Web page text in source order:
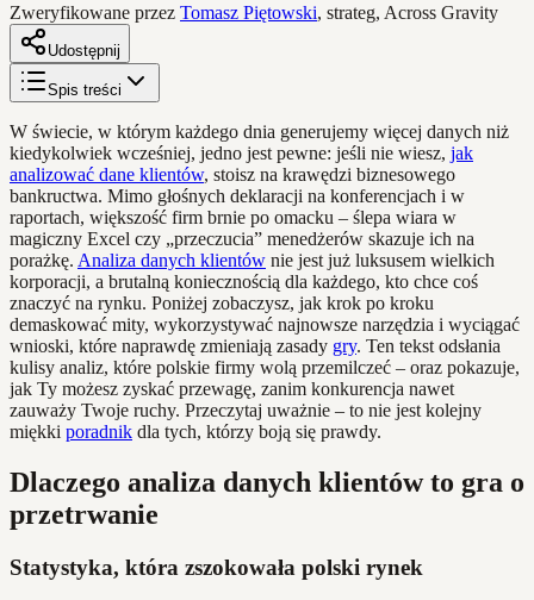
Zweryfikowane przez Tomasz Piętowski, strateg, Across Gravity
Udostępnij
Spis treści
W świecie, w którym każdego dnia generujemy więcej danych niż
kiedykolwiek wcześniej, jedno jest pewne: jeśli nie wiesz, jak
analizować dane klientów, stoisz na krawędzi biznesowego
bankructwa. Mimo głośnych deklaracji na konferencjach i w
raportach, większość firm brnie po omacku – ślepa wiara w
magiczny Excel czy „przeczucia” menedżerów skazuje ich na
porażkę. Analiza danych klientów nie jest już luksusem wielkich
korporacji, a brutalną koniecznością dla każdego, kto chce coś
znaczyć na rynku. Poniżej zobaczysz, jak krok po kroku
demaskować mity, wykorzystywać najnowsze narzędzia i wyciągać
wnioski, które naprawdę zmieniają zasady gry. Ten tekst odsłania
kulisy analiz, które polskie firmy wolą przemilczeć – oraz pokazuje,
jak Ty możesz zyskać przewagę, zanim konkurencja nawet
zauważy Twoje ruchy. Przeczytaj uważnie – to nie jest kolejny
miękki poradnik dla tych, którzy boją się prawdy.
Dlaczego analiza danych klientów to gra o
przetrwanie
Statystyka, która zszokowała polski rynek